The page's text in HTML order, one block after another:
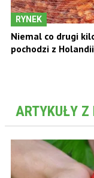
RYNEK
Niemal co drugi
pochodzi z Holandii
ARTYKUŁY Z